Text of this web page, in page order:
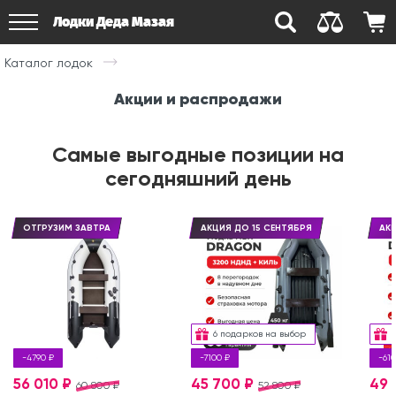
Лодки Деда Мазая
Каталог лодок
Акции и распродажи
Самые выгодные позиции на
сегодняшний день
-4790 ₽
ОТГРУЗИМ ЗАВТРА
60 800 ₽
56 010 ₽
6 подарков на выбор
-7100 ₽
АКЦИЯ ДО 15 СЕНТЯБРЯ
52 800 ₽
45 700 ₽
-
49